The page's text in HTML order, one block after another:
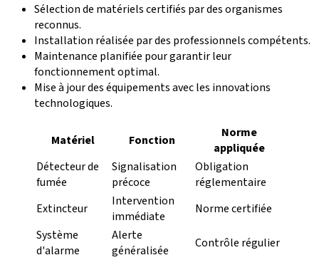
Sélection de matériels certifiés par des organismes
reconnus.
Installation réalisée par des professionnels compétents.
Maintenance planifiée pour garantir leur
fonctionnement optimal.
Mise à jour des équipements avec les innovations
technologiques.
Matériel Fonction
Norme
appliquée
Détecteur de
fumée
Signalisation
précoce
Obligation
réglementaire
Extincteur
Intervention
immédiate
Norme certifiée
Système
d'alarme
Alerte
généralisée
Contrôle régulier